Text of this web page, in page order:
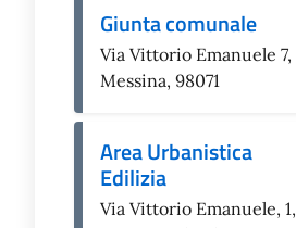
Giunta comunale
Via Vittorio Emanuele 7,
Messina, 98071
Area Urbanistica
Edilizia
Via Vittorio Emanuele, 1,